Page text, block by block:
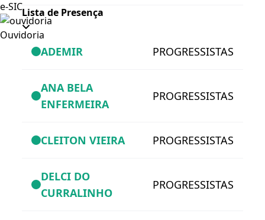
e-SIC
Ouvidoria
Lista de Presença
ADEMIR PROGRESSISTAS
ANA BELA
ENFERMEIRA
PROGRESSISTAS
CLEITON VIEIRA PROGRESSISTAS
DELCI DO
CURRALINHO
PROGRESSISTAS